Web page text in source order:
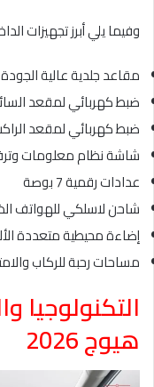
وفيما يلي أبرز تجهيزات
مقاعد جلدية عالية الجودة
ضبط كهربائي لمقعد
ضبط كهربائي لمقعد
شاشة نظام معلومات وترفيه
عدادات رقمية 7 بوصة
شاحن لاسلكي للهواتف
إضاءة محيطية متعددة
مساحات رحبة للركاب
التكنولوجيا
هيوج 2026